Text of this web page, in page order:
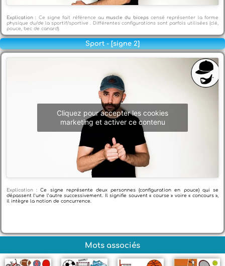
Explication : Ce signe fait référence aumuscle du bicepscensé représenter la forme
physique du/de la sportif/sportive . Différentes configurations sont parfois utilisées (clé,
pouce, bec de canard).
Sport - [signe 2]
Cliquez pour accepter les cookies
marketing et activer ce contenu
Explication :
Ce signe représente deux personnes (configuration en pouce) qui se
dépassent l’une l’autre successivement. Il signifie souvent « course » voire « concours »,
il intègre la notion de concurrence.
Mots associés